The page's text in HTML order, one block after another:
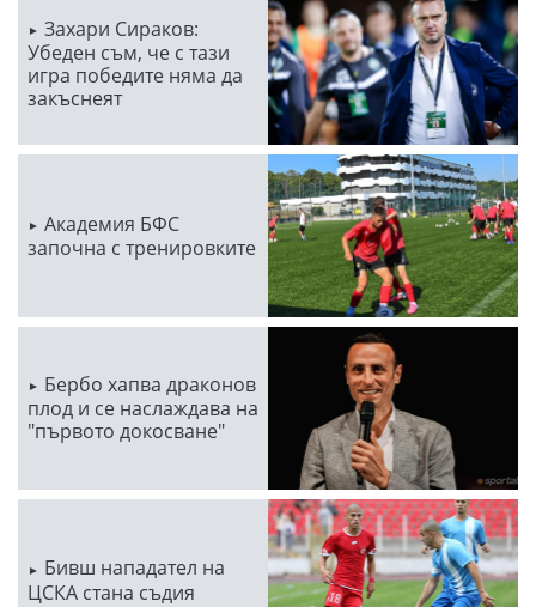
Захари Сираков:
Убеден съм, че с тази
игра победите няма да
закъснеят
Академия БФС
започна с тренировките
Бербо хапва драконов
плод и се наслаждава на
"първото докосване"
Бивш нападател на
ЦСКА стана съдия